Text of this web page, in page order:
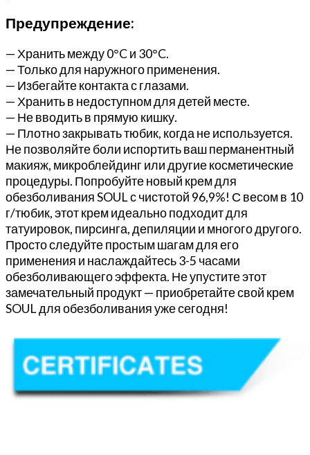
Предупреждение:
— Хранить между 0°C и 30°C.
— Только для наружного применения.
— Избегайте контакта с глазами.
— Хранить в недоступном для детей месте.
— Не вводить в прямую кишку.
— Плотно закрывать тюбик, когда не используется.
Не позволяйте боли испортить ваш перманентный
макияж, микроблейдинг или другие косметические
процедуры. Попробуйте новый крем для
обезболивания SOUL с чистотой 96,9%! С весом в 10
г/тюбик, этот крем идеально подходит для
татуировок, пирсинга, депиляции и многого другого.
Просто следуйте простым шагам для его
применения и наслаждайтесь 3-5 часами
обезболивающего эффекта. Не упустите этот
замечательный продукт — приобретайте свой крем
SOUL для обезболивания уже сегодня!